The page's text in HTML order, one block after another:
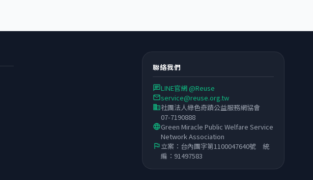
聯絡我們
chatLINE官網 @Reuse
emailservice@reuse.org.tw
business社團法人綠色奇蹟公益服務網協會
07-7190888
languageGreen Miracle Public Welfare Service
Network Association
flag立案：台內團字第1100047640號 統
編：91497583